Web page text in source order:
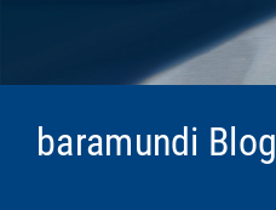
baramundi Blog